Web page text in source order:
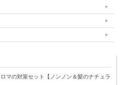
マの対策セット【ノンノン＆髪のナチュラ